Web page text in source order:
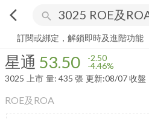
arrow_back_ios search
星通 53.50-4.46%
訂閱或綁定，解鎖即時及進階功能
星通 53.50 -2.50
-4.46%
3025
上市 量: 435 張 更新:08/07 收盤
ROE及ROA